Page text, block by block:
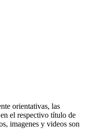
orientativas, las
el respectivo título de
imagenes y videos son